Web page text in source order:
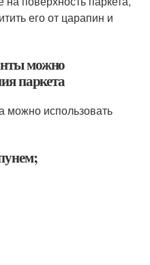
его от царапин и
можно
паркета
можно использовать